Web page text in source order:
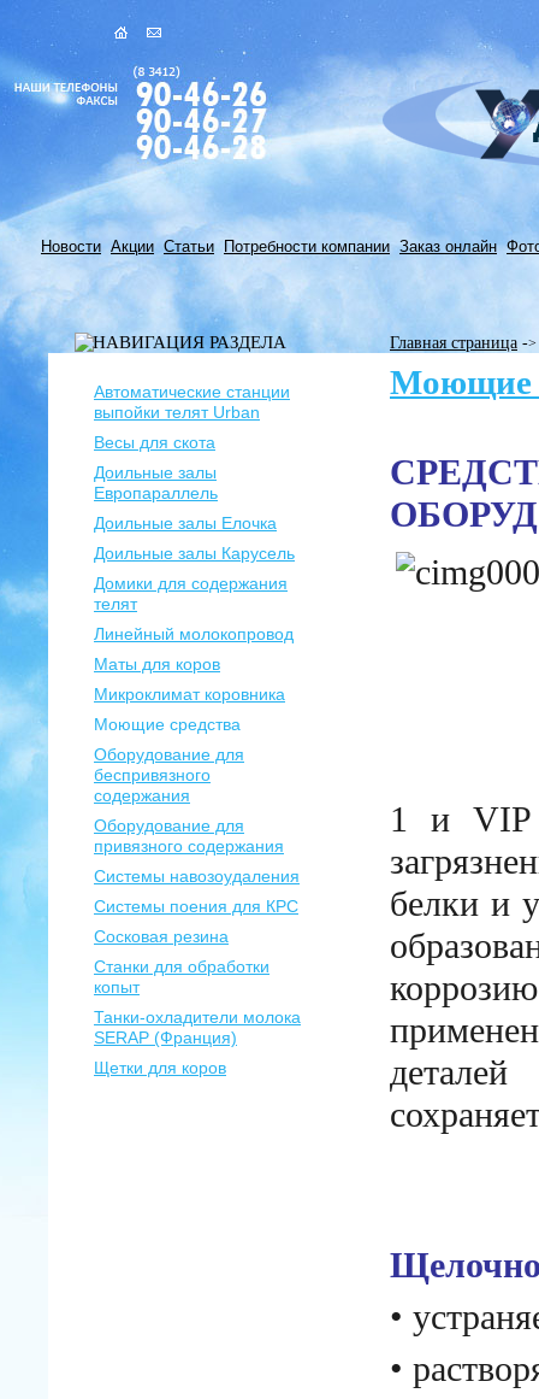
Новости Акции Статьи Потребности компании Заказ онлайн
Главная страница ->
Автоматические станции
выпойки телят Urban
Весы для скота
Доильные залы
Европараллель
Доильные залы Елочка
Доильные залы Карусель
Домики для содержания
телят
Линейный молокопровод
Маты для коров
Микроклимат коровника
Моющие средства
Оборудование для
беспривязного
содержания
Оборудование для
привязного содержания
Системы навозоудаления
Системы поения для КРС
Сосковая резина
Станки для обработки
копыт
Танки-охладители молока
SERAP (Франция)
Щетки для коров
Моющие
1 и
белки и
•
•